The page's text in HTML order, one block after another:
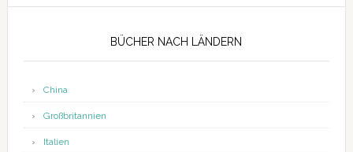
BÜCHER NACH LÄNDERN
China
Großbritannien
Italien